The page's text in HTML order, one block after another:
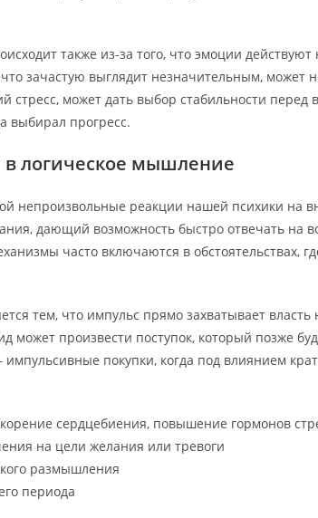
также из-за того, что эмоции
зачастую выглядит незначительным, может
может дать выбор стабильности перед
выбирал прогресс.
в логическое мышление
непроизвольные реакции нашей психики на
дающий возможность быстро отвечать на
часто включаются в обстоятельствах,
тем, что импульс прямо захватывает
произвести поступок, который позже
покупки, когда под влиянием
сердцебиения, повышение гормонов
на цели желания или тревоги
размышления
периода